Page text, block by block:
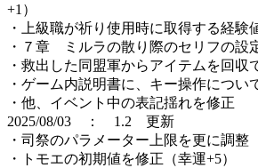
+1）
・上級職が祈り使用時に取得する経験
・７章 ミルラの散り際のセリフの設
・救出した同盟軍からアイテムを回収
・ゲーム内説明書に、キー操作につい
・他、イベント中の表記揺れを修正
2025/08/03 ： 1.2 更新
・司祭のパラメーター上限を更に調整
・トモエの初期値を修正（幸運+5）